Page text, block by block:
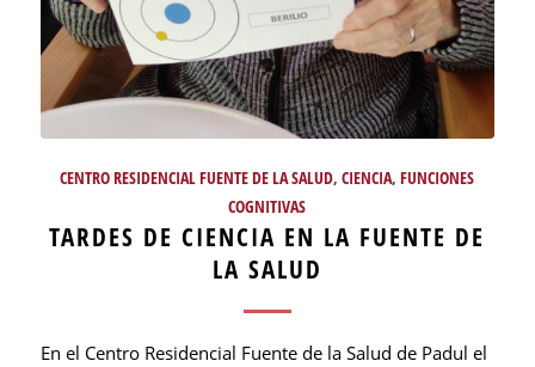
CENTRO RESIDENCIAL FUENTE DE LA SALUD,CIENCIA,FUNCIONES
COGNITIVAS
TARDES DE CIENCIA EN LA FUENTE DE
LA SALUD
En el Centro Residencial Fuente de la Salud de Padul el